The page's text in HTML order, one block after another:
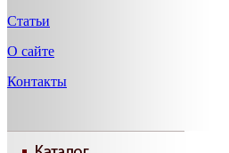
Статьи
О сайте
Контакты